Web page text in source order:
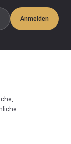
Anmelden